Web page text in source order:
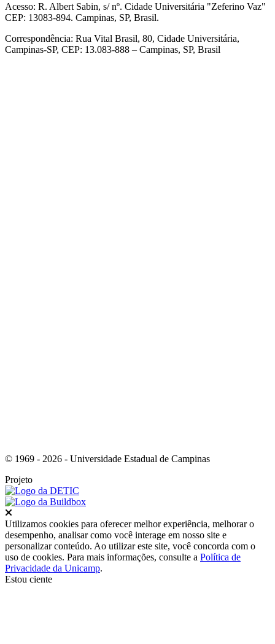
Acesso: R. Albert Sabin, s/ nº. Cidade Universitária "Zeferino Vaz"
CEP: 13083-894. Campinas, SP, Brasil.
Correspondência: Rua Vital Brasil, 80, Cidade Universitária,
Campinas-SP, CEP: 13.083-888 – Campinas, SP, Brasil
© 1969 - 2026 - Universidade Estadual de Campinas
Projeto
Utilizamos cookies para oferecer melhor experiência, melhorar o
desempenho, analisar como você interage em nosso site e
personalizar conteúdo. Ao utilizar este site, você concorda com o
uso de cookies. Para mais informações, consulte a Política de
Privacidade da Unicamp.
Estou ciente